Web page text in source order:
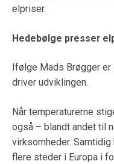
elpriser.
Hedebølge presser
Ifølge Mads Brøgger
driver udviklingen.
Når temperaturerne
også – blandt andet til
virksomheder.
flere steder i Europa i